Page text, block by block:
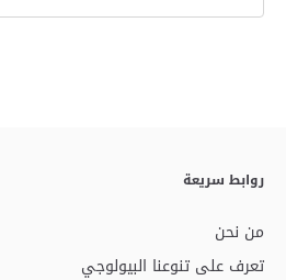
روابط سريعة
من نحن
تعرف على تنوعنا البيولوجي